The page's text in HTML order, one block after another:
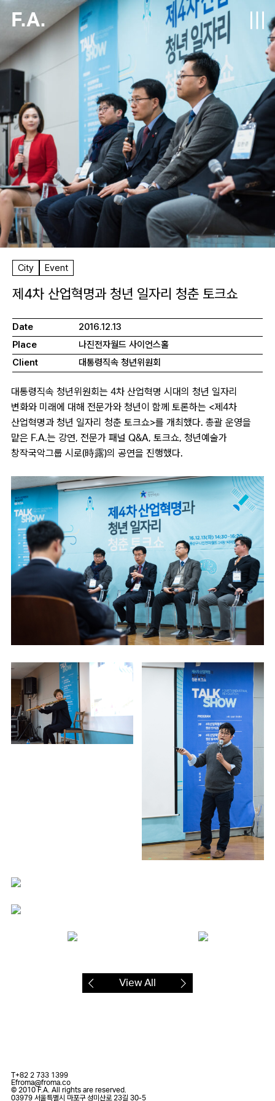
F.A.
City Event
제4차 산업혁명과 청년 일자리 청춘 토크쇼
Date
2016.12.13
Place
나진전자월드 사이언스홀
Client
대통령직속 청년위원회
대통령직속 청년위원회는 4차 산업혁명 시대의 청년 일자리
변화와 미래에 대해 전문가와 청년이 함께 토론하는 <제4차
산업혁명과 청년 일자리 청춘 토크쇼>를 개최했다. 총괄 운영을
맡은 F.A.는 강연, 전문가 패널 Q&A, 토크쇼, 청년예술가
창작국악그룹 시로(時露)의 공연을 진행했다.
View All
03979 서울특별시 마포구 성미산로 23길 30-5
T+82 2 733 1399
Efroma@froma.co
© 2010 F.A. All rights are reserved.